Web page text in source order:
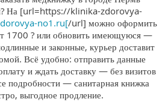
На [url=https://klinika-zdorovya-
no1.ru[/url] можно оформить
1700 ? или обновить имеющуюся —
и законные, курьер доставит
Всё удобно: отправить данные
и ждать доставку — без визитов
подробности — санитарная книжка
выгодное продление.